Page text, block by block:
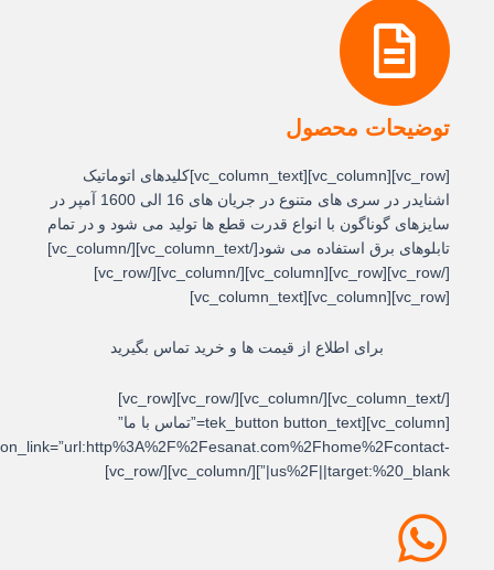
توضیحات محصول
[vc_row][vc_column][vc_column_text]کلیدهای اتوماتیک
اشنایدر در سری های متنوع در جریان های 16 الی 1600 آمپر در
سایزهای گوناگون با انواع قدرت قطع ها تولید می شود و در تمام
تابلوهای برق استفاده می شود[/vc_column_text][/vc_column]
[/vc_row][vc_row][vc_column][/vc_column][/vc_row]
برای اطلاع از قیمت ها و خرید تماس بگیرید
[/vc_column_text][/vc_column][/vc_row][vc_row]
[vc_column][tek_button button_text=”تماس با ما”
button_link=”url:http%3A%2F%2Fesanat.com%2Fhome%2Fcontact-
us%2F||target:%20_blank|”][/vc_column][/vc_row]